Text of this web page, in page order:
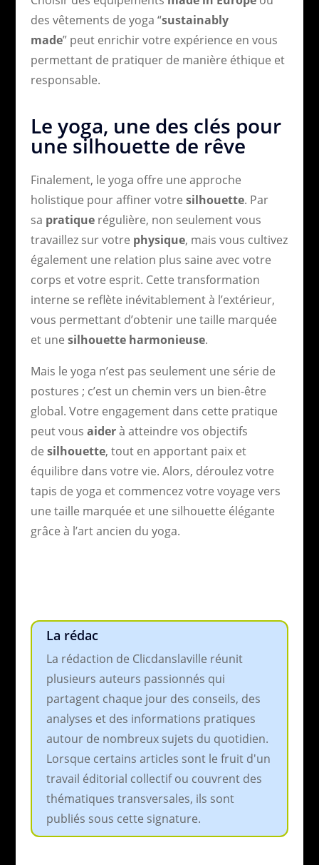
des vêtements de yoga “sustainably
made” peut enrichir votre expérience en vous
permettant de pratiquer de manière éthique et
responsable.
Le yoga, une des clés pour
une silhouette de rêve
Finalement, le yoga offre une approche
holistique pour affiner votre silhouette. Par
sa pratiquerégulière, non seulement vous
travaillez sur votre physique, mais vous cultivez
également une relation plus saine avec votre
corps et votre esprit. Cette transformation
interne se reflète inévitablement à l’extérieur,
vous permettant d’obtenir une taille marquée
et une silhouette harmonieuse.
Mais le yoga n’est pas seulement une série de
postures ; c’est un chemin vers un bien-être
global. Votre engagement dans cette pratique
peut vous aiderà atteindre vos objectifs
de silhouette, tout en apportant paix et
équilibre dans votre vie. Alors, déroulez votre
tapis de yoga et commencez votre voyage vers
une taille marquée et une silhouette élégante
grâce à l’art ancien du yoga.
La rédac
La rédaction de Clicdanslaville réunit
plusieurs auteurs passionnés qui
partagent chaque jour des conseils, des
analyses et des informations pratiques
autour de nombreux sujets du quotidien.
Lorsque certains articles sont le fruit d'un
travail éditorial collectif ou couvrent des
thématiques transversales, ils sont
publiés sous cette signature.